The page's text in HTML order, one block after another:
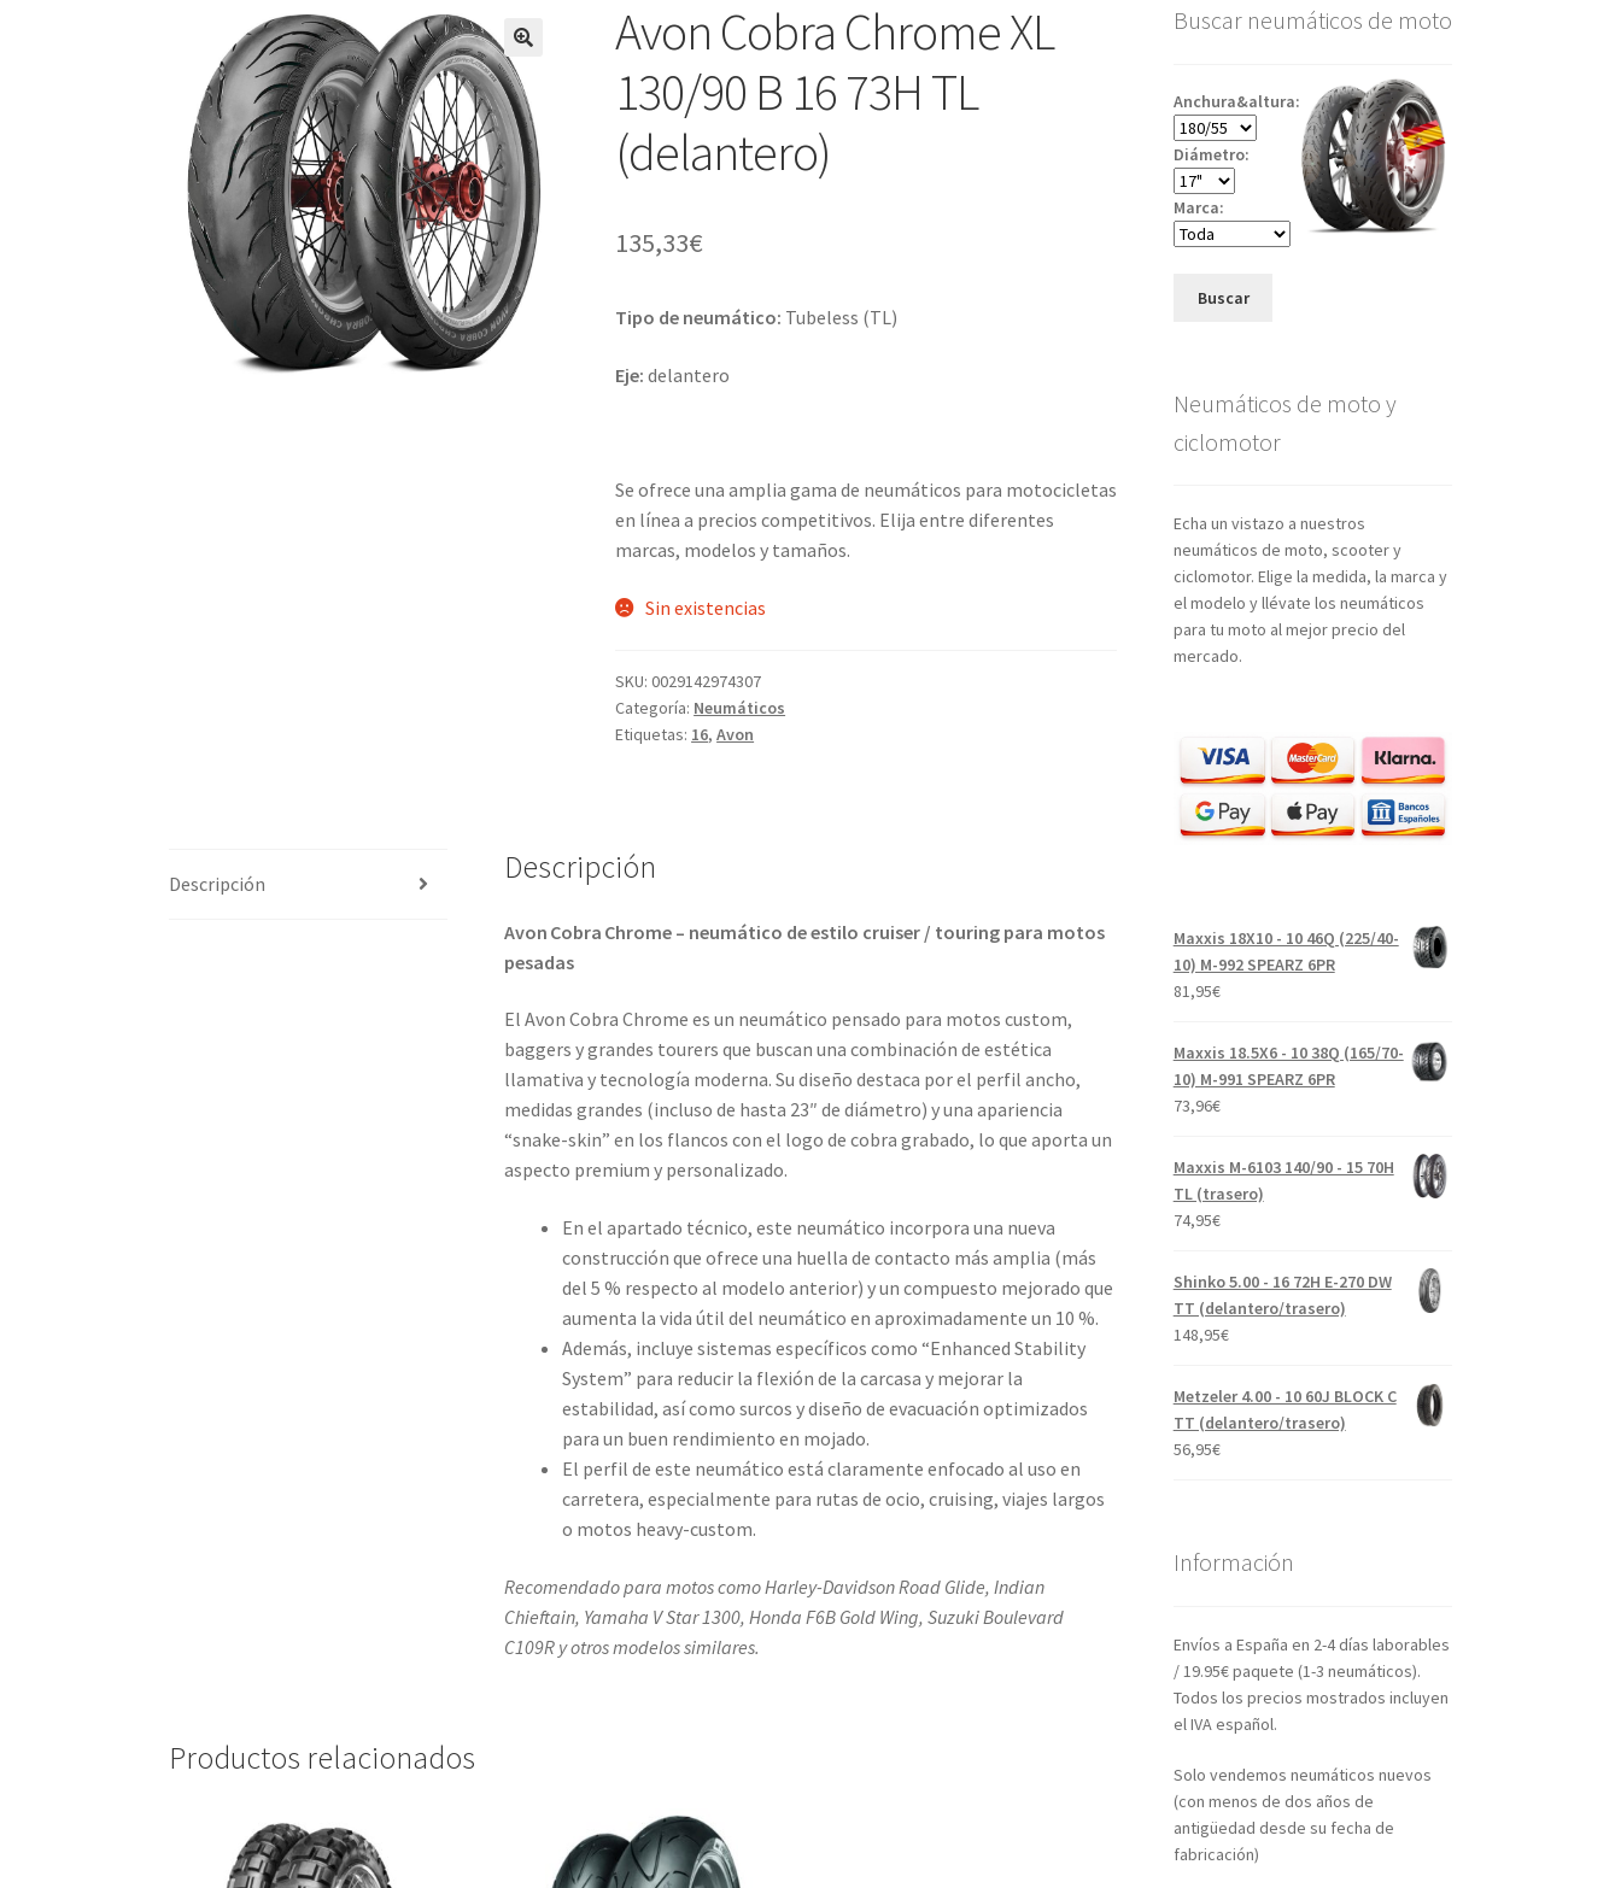
Avon Cobra Chrome XL
130/90 B 16 73H TL
(delantero)
135,33€
Tipo de neumático: Tubeless (TL)
Eje: delantero
Se ofrece una amplia gama de neumáticos para motocicletas
en línea a precios competitivos. Elija entre diferentes
marcas, modelos y tamaños.
Sin existencias
SKU:0029142974307
Categoría: Neumáticos
Etiquetas: 16,Avon
Descripción Descripción
Avon Cobra Chrome – neumático de estilo cruiser / touring para motos
pesadas
El Avon Cobra Chrome es un neumático pensado para motos custom,
baggers y grandes tourers que buscan una combinación de estética
llamativa y tecnología moderna. Su diseño destaca por el perfil ancho,
medidas grandes (incluso de hasta 23″ de diámetro) y una apariencia
“snake-skin” en los flancos con el logo de cobra grabado, lo que aporta un
aspecto premium y personalizado.
En el apartado técnico, este neumático incorpora una nueva
construcción que ofrece una huella de contacto más amplia (más
del 5 % respecto al modelo anterior) y un compuesto mejorado que
aumenta la vida útil del neumático en aproximadamente un 10 %.
Además, incluye sistemas específicos como “Enhanced Stability
System” para reducir la flexión de la carcasa y mejorar la
estabilidad, así como surcos y diseño de evacuación optimizados
para un buen rendimiento en mojado.
El perfil de este neumático está claramente enfocado al uso en
carretera, especialmente para rutas de ocio, cruising, viajes largos
o motos heavy-custom.
Recomendado para motos como Harley-Davidson Road Glide, Indian
Chieftain, Yamaha V Star 1300, Honda F6B Gold Wing, Suzuki Boulevard
C109R y otros modelos similares.
Productos relacionados
Buscar neumáticos de moto
Anchura&altura:
Diámetro:
Marca:
Buscar
Neumáticos de moto y
ciclomotor
Echa un vistazo a nuestros
neumáticos de moto, scooter y
ciclomotor. Elige la medida, la marca y
el modelo y llévate los neumáticos
para tu moto al mejor precio del
mercado.
Maxxis 18X10 - 10 46Q (225/40-
10) M-992 SPEARZ 6PR
81,95€
Maxxis 18.5X6 - 10 38Q (165/70-
10) M-991 SPEARZ 6PR
73,96€
Maxxis M-6103 140/90 - 15 70H
TL (trasero)
74,95€
Shinko 5.00 - 16 72H E-270 DW
TT (delantero/trasero)
148,95€
Metzeler 4.00 - 10 60J BLOCK C
TT (delantero/trasero)
56,95€
Información
Envíos a España en 2-4 días laborables
/ 19.95€ paquete (1-3 neumáticos).
Todos los precios mostrados incluyen
el IVA español.
Solo vendemos neumáticos nuevos
(con menos de dos años de
antigüedad desde su fecha de
fabricación)